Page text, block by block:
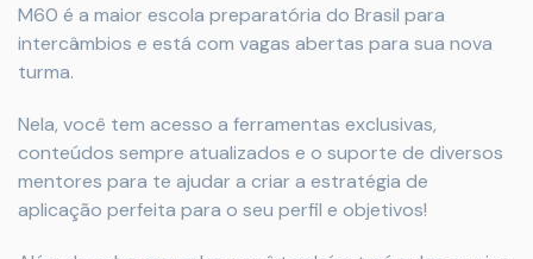
M60 é a maior escola preparatória do Brasil para
intercâmbios e está com vagas abertas para sua nova
turma.
Nela, você tem acesso a ferramentas exclusivas,
conteúdos sempre atualizados e o suporte de diversos
mentores para te ajudar a criar a estratégia de
aplicação perfeita para o seu perfil e objetivos!